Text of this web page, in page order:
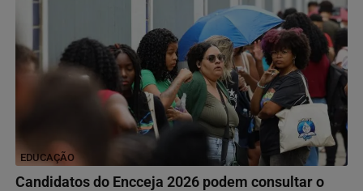
EDUCAÇÃO
Candidatos do Encceja 2026 podem consultar o